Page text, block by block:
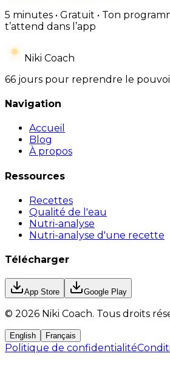
5 minutes • Gratuit • Ton
t’attend dans l’app
Niki Coach
66 jours pour reprendre le
Navigation
Accueil
Blog
À propos
Ressources
Recettes
Qualité de l'eau
Nutri-analyse
Nutri-analyse d'une recette
Télécharger
App Store Google Play
© 2026 Niki Coach. Tous droits
English Français
Politique de confidentialité